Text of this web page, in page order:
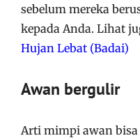
sebelum mereka
kepada Anda. Lihat
Hujan Lebat (Badai)
Awan bergulir
Arti mimpi awan